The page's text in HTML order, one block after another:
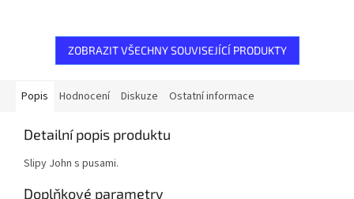
ZOBRAZIT VŠECHNY SOUVISEJÍCÍ PRODUKTY
Popis Hodnocení Diskuze Ostatní informace
Detailní popis produktu
Slipy John s pusami.
Doplňkové parametry